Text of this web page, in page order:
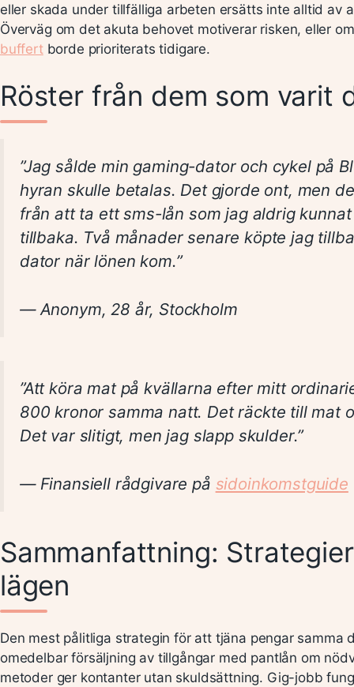
eller skada under tillfälliga arbeten ersätts inte alltid av
Överväg om det akuta behovet motiverar risken, eller
buffertborde prioriterats tidigare.
Röster från dem som varit
”Jag sålde min gaming-dator och cykel på
hyran skulle betalas. Det gjorde ont, men
från att ta ett sms-lån som jag aldrig
tillbaka. Två månader senare köpte jag
dator när lönen kom.”
— Anonym, 28 år, Stockholm
”Att köra mat på kvällarna efter mitt
800 kronor samma natt. Det räckte till mat
Det var slitigt, men jag slapp skulder.”
— Finansiell rådgivare på sidoinkomstguide
Sammanfattning:
lägen
Den mest pålitliga strategin för att tjäna pengar samma
omedelbar försäljning av tillgångar med pantlån om
metoder ger kontanter utan skuldsättning. Gig-jobb